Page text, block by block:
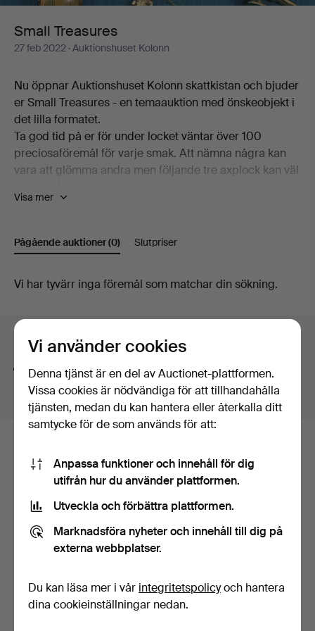
Small Treasures
27 feb 2022 · Auktionshuset Kolonn
Nu öppnar Auktionshuset Kolonn skattkistan och bjuder
er Small Treasures - en temaauktion med önskeobjekt i
det lilla formatet.
Ta god tid på er för under locket väntar över 100
preciosaföremål för varje smak. Att nämna några kan
vara att glömma andra men följande tre axplock kan väl
Modernast är Olof Sundborgs ask med skjutlock, en
i sterlingsilver från Atelier Borgila, lika snygg in- som
utvändigt. Och absolut nödvändigast är brevklämman i
Här finns också keramik av Berndt Friberg,
smycken, klockor, miniatyrer och en hel del annat.
Välkomna till Small Treasures!
Visa mer
Pågående auktioner(0) Slutpriser
Pågående
auktioner
Vi har tyvärr inga föremål som matchar din sökning.
Söktips
Vi söker automatiskt delar av ord. Söker du påband
hittar vi ävenarm bandsur.
Här är föremål från vårt arkiv som
matchar din sökning
Visa alla föremål
Vi använder cookies
Denna tjänst är en del av Auctionet-plattformen.
Vissa cookies är nödvändiga för att tillhandahålla
tjänsten, medan du kan hantera eller återkalla ditt
samtycke för de som används för att:
Anpassa funktioner och innehåll för dig
utifrån hur du använder plattformen.
Utveckla och förbättra plattformen.
Marknadsföra nyheter och innehåll till dig på
externa webbplatser.
Du kan läsa mer i vår integritetspolicyoch hantera
dina cookieinställningar nedan.